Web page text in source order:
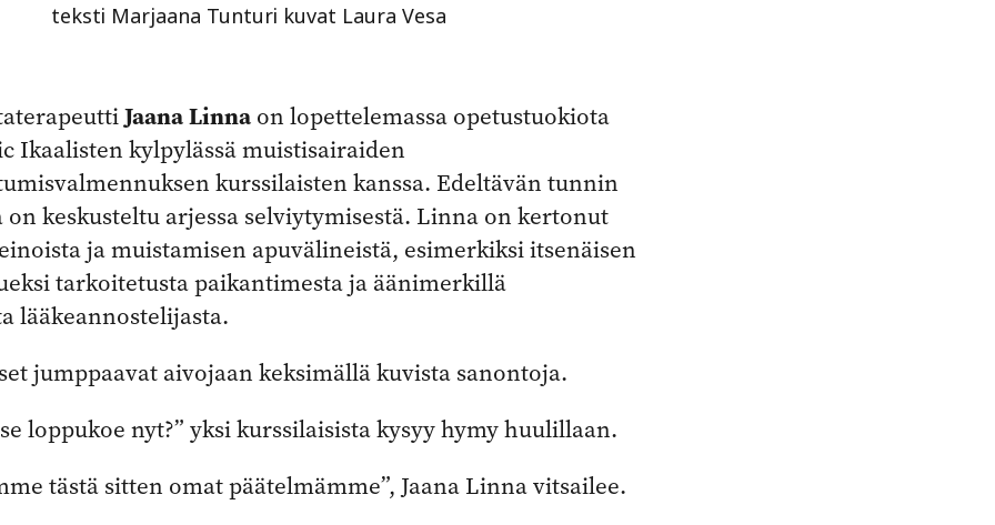
teksti Marjaana Tunturi kuvat Laura Vesa
Jaana Linna on lopettelemassa opetustuokiota
Ikaalisten kylpylässä muistisairaiden
kurssilaisten kanssa. Edeltävän tunnin
on keskusteltu arjessa selviytymisestä. Linna on kertonut
ja muistamisen apuvälineistä, esimerkiksi itsenäisen
tarkoitetusta paikantimesta ja äänimerkillä
lääkeannostelijasta.
jumppaavat aivojaan keksimällä kuvista sanontoja.
loppukoe nyt?” yksi kurssilaisista kysyy hymy huulillaan.
tästä sitten omat päätelmämme”, Jaana Linna vitsailee.